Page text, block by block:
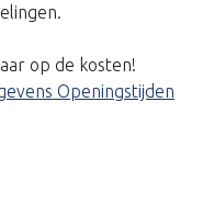
op de kosten!
Openingstijden